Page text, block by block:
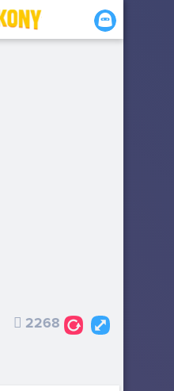
2268